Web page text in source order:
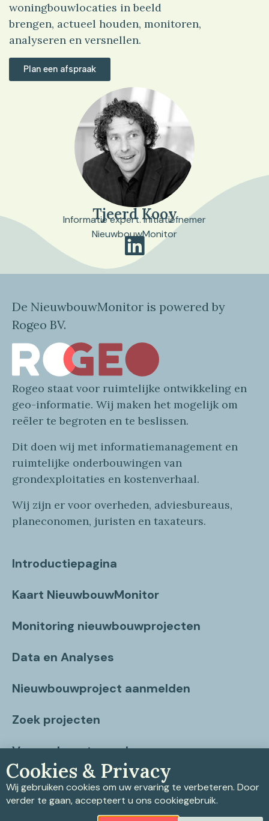
woningbouwlocaties in beeld
brengen, actueel houden, monitoren,
analyseren en versnellen.
Plan een afspraak
Tjeerd Kooy
Informatie expert. Initiatiefnemer
NieuwbouwMonitor
De NieuwbouwMonitor is powered by
Rogeo BV.
Rogeo staat voor ruimtelijke ontwikkeling en
geo-informatie. Wij maken het mogelijk om
reëler te begroten en te beslissen.
Dit doen wij met informatiemanagement en
ruimtelijke onderbouwingen van
grondexploitaties en kostenverhaal.
Wij zijn er voor overheden, adviesbureaus,
planeconomen, juristen en taxateurs.
Introductiepagina
Kaart NieuwbouwMonitor
Monitoring nieuwbouwprojecten
Data en Analyses
Nieuwbouwproject aanmelden
Zoek projecten
Vragen beantwoord
Contact
Cookies & Privacy
Wij gebruiken cookies om uw ervaring te verbeteren. Door
verder te gaan, accepteert u ons cookiegebruik.